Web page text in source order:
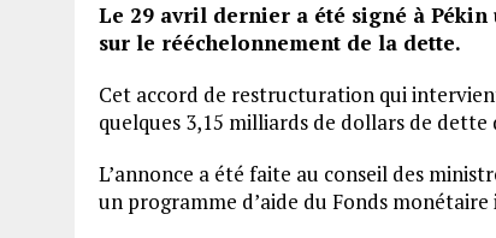
Le 29 avril dernier a été signé à
sur le rééchelonnement de la dette.
Cet accord de restructuration qui
quelques 3,15 milliards de dollars de dette
L’annonce a été faite au conseil des
un programme d’aide du Fonds